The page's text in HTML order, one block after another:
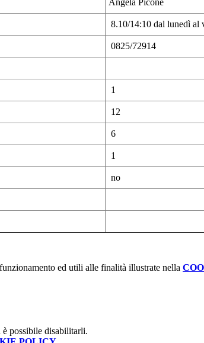
Angela Picone
8.10/14:10 dal lunedì al
0825/72914
1
12
6
1
no
ed utili alle finalità illustrate nella
possibile disabilitarli.